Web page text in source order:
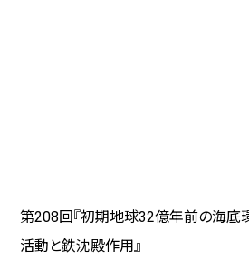
第208回『初期地球32億年前の海底
活動と鉄沈殿作用』